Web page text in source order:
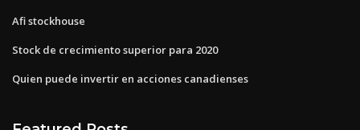
Afi stockhouse
Stock de crecimiento superior para 2020
Quien puede invertir en acciones canadienses